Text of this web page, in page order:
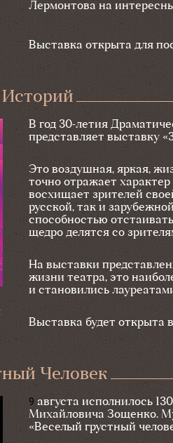
Лермонтова на
Выставка открыта для
В год 30-летия
представляет выставку
Это воздушная, яркая,
точно отражает
восхищает зрителей
русской, так и
способностью
щедро делятся со
На выставки
жизни театра, это
и становились
Выставка будет открыта
Человек
9 августа исполнилось
Михайловича Зощенко.
«Веселый грустный